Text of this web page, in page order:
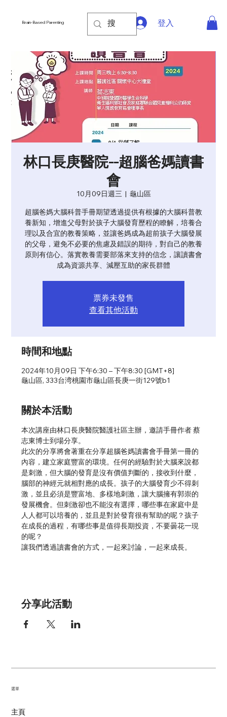
Brain-Based Parenting 登入
林口長庚醫院--超腦爸媽讀書
會
10月09日週三
  |
龜山區
超腦爸媽大腦科普手冊期望透過提供有根據的大腦科普教
養新知，增進父母對於孩子大腦發育歷程的瞭解，培養合
理以及合宜的教養策略，並讓爸媽成為超前孩子大腦發展
的父母，避免不必要的焦慮及錯誤的期待，對自己的教養
原則有信心。落實教養需要部落來支持的信念，讓讀書會
成為資源共享、減壓互助的家長群體
票券未發售
查看其他活動
時間和地點
2024年10月09日 下午6:30 – 下午8:30 [GMT+8]
龜山區, 333台湾桃園市龜山區長庚一街129號b1
關於本活動
本次講座由林口長庚醫院醫護社區主辦，邀請手冊作者 蔡
志東博士到場分享。
此次的分享將會著重在分享超腦爸媽讀書會手冊第一冊的
內容，建立家庭豐富的環境。任何的經驗對於大腦來說都
是刺激，但大腦的發育是沒有價值判斷的，接收到什麼，
腦部的神經元就相對應的成長。孩子的大腦發育少不得刺
激，並且必須是豐富地、多樣地刺激，讓大腦擁有郭崇的
發展機會。但刺激卻也不能沒有選擇，哪些事在家庭中是
人人都可以培養的，並且是對於發育很有幫助的呢？孩子
在成長的過程，有哪些事是值得長期投資，不要曇花一現
的呢？
讓我們透過讀書會的方式，一起來討論，一起來成長。
分享此活動
主頁
​選單